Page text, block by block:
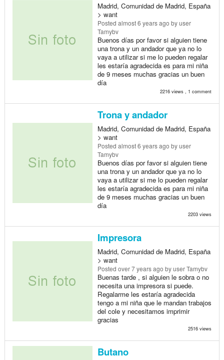
Madrid, Comunidad de Madrid, España
> want
Posted almost 6 years ago by user
Tamybv
Buenos días por favor si alguien tiene
una trona y un andador que ya no lo
vaya a utilizar si me lo pueden regalar
les estaría agradecida es para mi niña
de 9 meses muchas gracias un buen
día
2216 views , 1 comment
Trona y andador
Madrid, Comunidad de Madrid, España
> want
Posted almost 6 years ago by user
Tamybv
Buenos días por favor si alguien tiene
una trona y un andador que ya no lo
vaya a utilizar si me lo pueden regalar
les estaría agradecida es para mi niña
de 9 meses muchas gracias un buen
día
2203 views
Impresora
Madrid, Comunidad de Madrid, España
> want
Posted over 7 years ago by user Tamybv
Buenas tarde , si alguien le sobra o no
necesita una impresora si puede.
Regalarme les estaría agradecida
tengo a mi niña que le mandan trabajos
del cole y necesitamos imprimir
gracias
2516 views
Butano